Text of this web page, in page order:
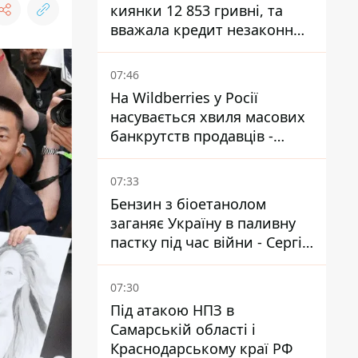
киянки 12 853 гривні, та
вважала кредит незаконним
- що вирішив суд
07:46
На Wildberries у Росії
насувається хвиля масових
банкрутств продавців -
Reuters
07:33
Бензин з біоетанолом
заганяє Україну в паливну
пастку під час війни - Сергій
Куюн
07:30
Під атакою НПЗ в
Самарській області і
Краснодарському краї РФ